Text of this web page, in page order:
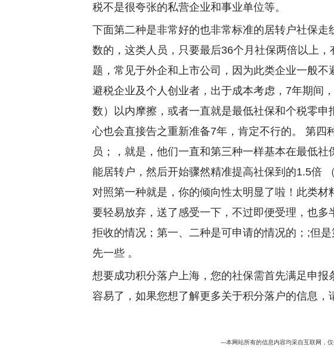
税不是很夸张的私营企业和事业单位等。
下面第二种是非常好的也非常标准的居转户社保
数的，这类人员，只要最后36个月社保两倍以上
题，常见于外企和上市公司，因为此类企业一般
避税企业及个人创业者，出于成本考虑，7年期间
数）以内摩擦，或者一直就是最低社保和个税零
心也会直接告之重新准备7年，肯定不行的。 第四
员；，就是，他们一直和第三种一样基本在最低
能居转户，然后开始骤然精准提高社保到的1.5倍
对照第一种就是，你的倾向性太明显了啦！此类
要轻易放弃，送了感受一下，不过即便受理，也
拒收的情况；第一、二种是可申请的情况的；;但
先一些 。
想要成功积分落户上海，您的社保需首先满足申
容易了，如果您想了解更多关于积分落户的信息，
---本网站所有的信息内容均采自互联网，